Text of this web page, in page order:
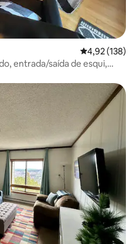
4,92 de uma
4,92 (138)
entrada/saída de esqui,